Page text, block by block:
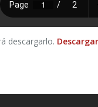
descargarlo.